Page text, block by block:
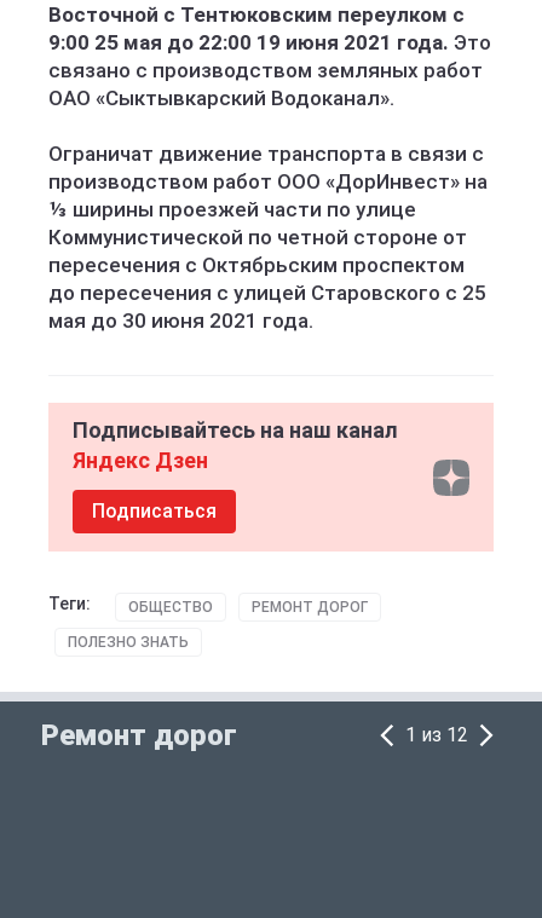
Восточной с Тентюковским переулком с
9:00 25 мая до 22:00 19 июня 2021 года. Это
связано с производством земляных работ
ОАО «Сыктывкарский Водоканал».
Ограничат движение транспорта в связи с
производством работ ООО «ДорИнвест» на
⅓ ширины проезжей части по улице
Коммунистической по четной стороне от
пересечения с Октябрьским проспектом
до пересечения с улицей Старовского с 25
мая до 30 июня 2021 года.
Подписывайтесь на наш канал
Яндекс Дзен
Подписаться
Теги: ОБЩЕСТВО РЕМОНТ ДОРОГ
ПОЛЕЗНО ЗНАТЬ
Ремонт дорог 1 из 12